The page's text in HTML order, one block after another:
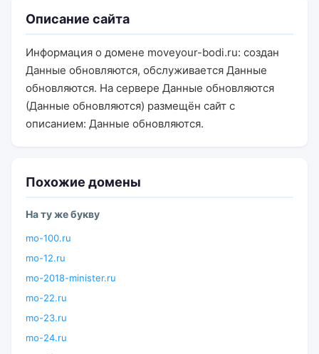
Описание сайта
Информация о домене moveyour-bodi.ru: создан
Данные обновляются, обслуживается Данные
обновляются. На сервере Данные обновляются
(Данные обновляются) размещён сайт с
описанием: Данные обновляются.
Похожие домены
На ту же букву
mo-100.ru
mo-12.ru
mo-2018-minister.ru
mo-22.ru
mo-23.ru
mo-24.ru